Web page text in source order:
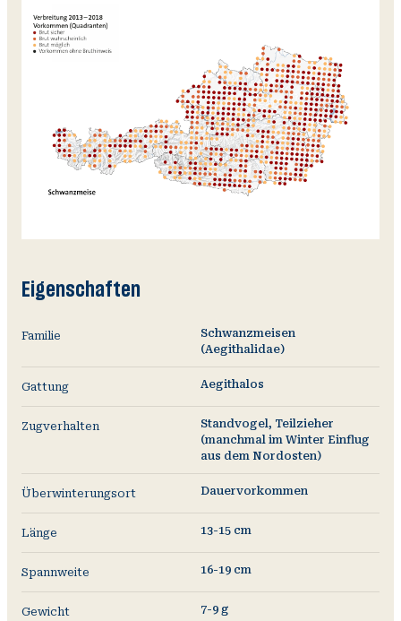
Eigenschaften
Familie
Schwanzmeisen
(Aegithalidae)
Gattung Aegithalos
Zugverhalten
Standvogel, Teilzieher
(manchmal im Winter Einflug
aus dem Nordosten)
Überwinterungsort Dauervorkommen
Länge 13-15 cm
Spannweite 16-19 cm
Gewicht 7-9 g